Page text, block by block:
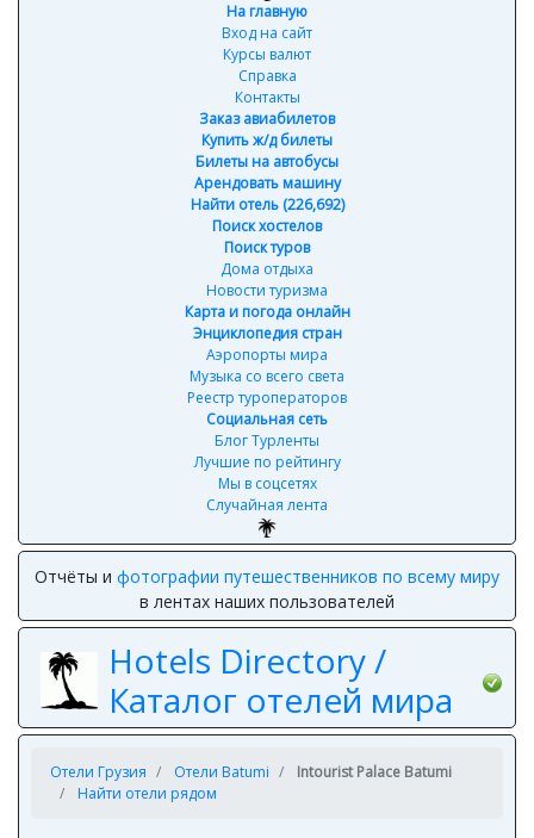
На главную
Вход на сайт
Курсы валют
Справка
Контакты
Заказ авиабилетов
Купить ж/д билеты
Билеты на автобусы
Арендовать машину
Найти отель (226,692)
Поиск хостелов
Поиск туров
Дома отдыха
Новости туризма
Карта и погода онлайн
Энциклопедия стран
Аэропорты мира
Музыка со всего света
Реестр туроператоров
Социальная сеть
Блог Турленты
Лучшие по рейтингу
Мы в соцсетях
Случайная лента
Отчёты и фотографии путешественников по всему миру
в лентах наших пользователей
Hotels Directory /
Каталог отелей мира
Отели Грузия Отели Batumi
Intourist Palace Batumi
Найти отели рядом